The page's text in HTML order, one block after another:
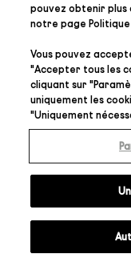
pouvez obtenir plus
notre page
Vous pouvez
"Accepter tous les
cliquant sur "
uniquement les
"Uniquement